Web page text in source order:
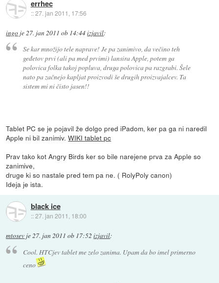
errhec
::27. jan 2011, 17:56
ingo je27. jan 2011 ob 14:44izjavil:
Se kar množijo tele naprave! Je pa zanimivo, da večino teh
geđetov prvi (ali pa med prvimi) lansira Apple, potem ga
polovica folka takoj popluva, druga polovica pa razgrabi. Šele
nato pa začnejo kapljat proizvodi še drugih proizvajalcev. Ta
sistem mi ni čisto jasen!!
Tablet PC se je pojavil že dolgo pred iPadom, ker pa ga ni naredil
Apple ni bil zanimiv.WIKI tablet pc
Prav tako kot Angry Birds ker so bile narejene prva za Apple so
zanimive,
druge ki so nastale pred tem pa ne. ( RolyPoly canon)
Ideja je ista.
black ice
::27. jan 2011, 18:00
mtosev je27. jan 2011 ob 17:52 izjavil:
Cool. HTCjev tablet me zelo zanima. Upam da bo imel primerno
ceno